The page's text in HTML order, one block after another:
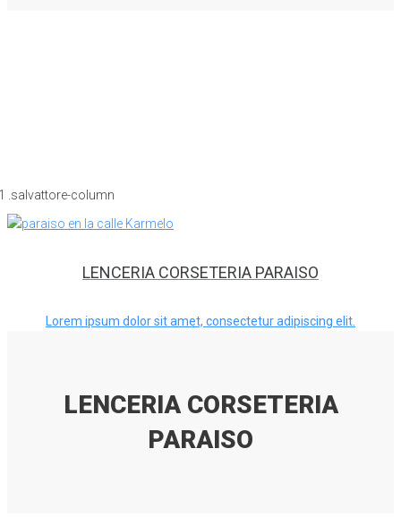
LENCERIA CORSETERIA PARAISO
Lorem ipsum dolor sit amet, consectetur adipiscing elit.
LENCERIA CORSETERIA
PARAISO